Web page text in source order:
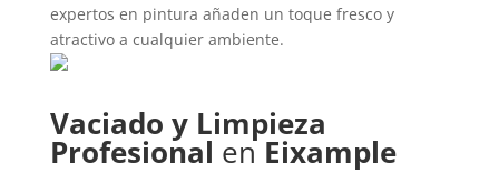
expertos en pintura añaden un toque fresco y
atractivo a cualquier ambiente.
Vaciado y Limpieza
Profesional en Eixample